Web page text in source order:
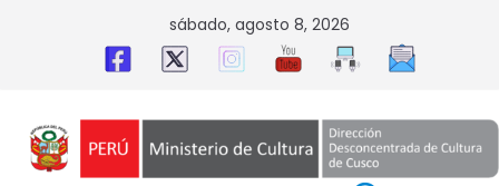
sábado, agosto 8, 2026